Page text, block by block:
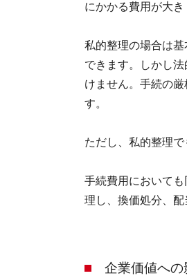
にかかる費用が大き
私的整理の場合は
できます。しかし
けません。手続の
す。
ただし、私的整理
手続費用において
理し、換価処分、
企業価値への